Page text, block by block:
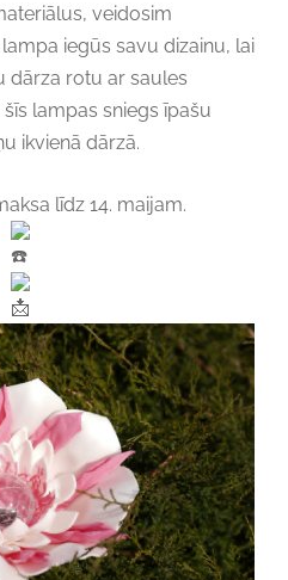
veidosim
iegūs savu dizainu, lai
dārza rotu ar saules
lampas sniegs īpašu
ikvienā dārzā.
līdz 14. maijam.